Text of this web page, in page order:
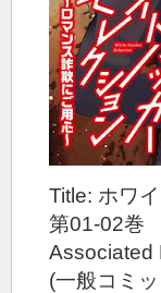
Title: ホワ
第01-02巻
Associated
(一般コミ